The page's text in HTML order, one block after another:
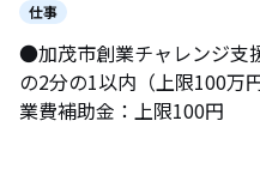
仕事
●加茂市創業チャレンジ支
の2分の1以内（上限100
業費補助金：上限100円